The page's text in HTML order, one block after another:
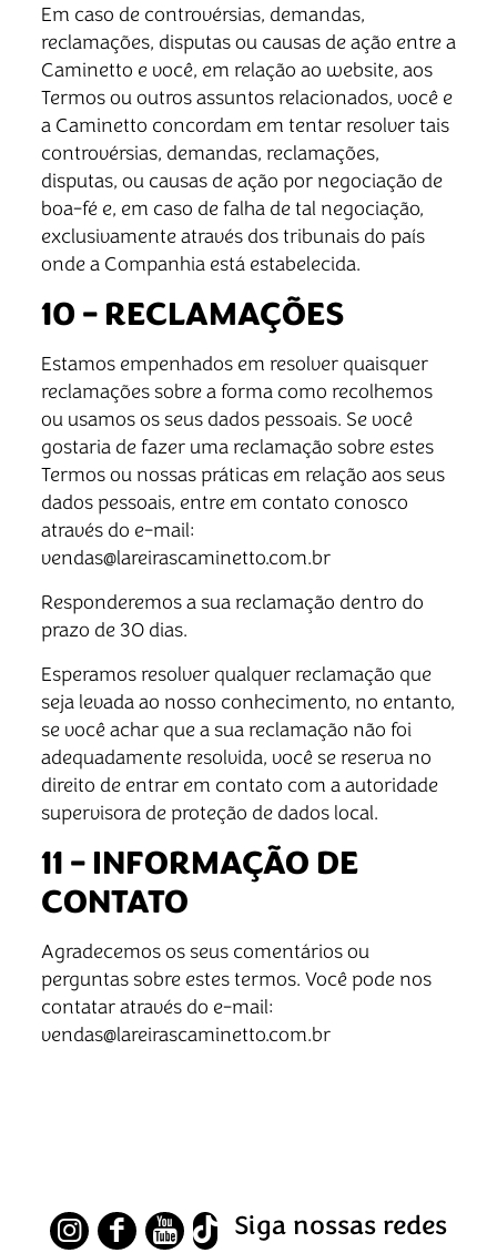
Em caso de controvérsias, demandas,
reclamações, disputas ou causas de ação entre a
Caminetto e você, em relação ao website, aos
Termos ou outros assuntos relacionados, você e
a Caminetto concordam em tentar resolver tais
controvérsias, demandas, reclamações,
disputas, ou causas de ação por negociação de
boa-fé e, em caso de falha de tal negociação,
exclusivamente através dos tribunais do país
onde a Companhia está estabelecida.
10 – RECLAMAÇÕES
Estamos empenhados em resolver quaisquer
reclamações sobre a forma como recolhemos
ou usamos os seus dados pessoais. Se você
gostaria de fazer uma reclamação sobre estes
Termos ou nossas práticas em relação aos seus
dados pessoais, entre em contato conosco
através do e-mail:
vendas@lareirascaminetto.com.br
Responderemos a sua reclamação dentro do
prazo de 30 dias.
Esperamos resolver qualquer reclamação que
seja levada ao nosso conhecimento, no entanto,
se você achar que a sua reclamação não foi
adequadamente resolvida, você se reserva no
direito de entrar em contato com a autoridade
supervisora de proteção de dados local.
11 – INFORMAÇÃO DE
CONTATO
Agradecemos os seus comentários ou
perguntas sobre estes termos. Você pode nos
contatar através do e-mail:
vendas@lareirascaminetto.com.br
Siga nossas redes